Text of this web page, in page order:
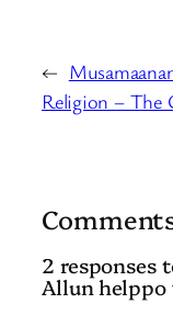
←
Religion – The
2 responses
Allun helppo